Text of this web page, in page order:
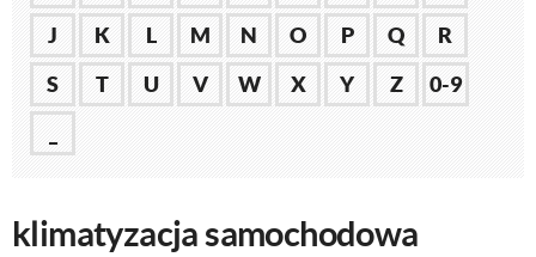
J
K L M N O P Q
R
S
T U V W X Y Z
0-9
klimatyzacja samochodowa